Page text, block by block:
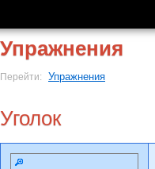
Упражнения
Перейти: Упражнения
Уголок